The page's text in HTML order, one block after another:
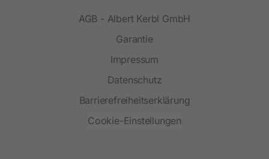
AGB - Albert Kerbl GmbH
Garantie
Impressum
Datenschutz
Barrierefreiheitserklärung
Cookie-Einstellungen